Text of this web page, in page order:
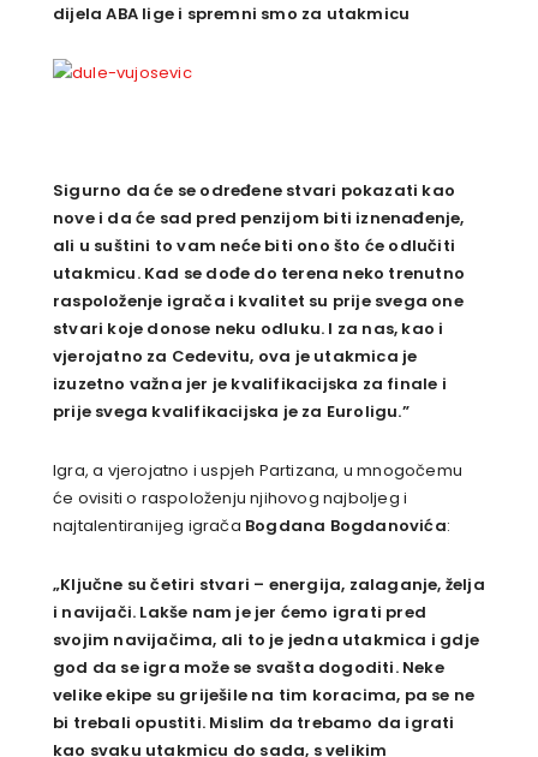
dijela ABA lige i spremni smo za utakmicu
Sigurno da će se određene stvari pokazati kao
nove i da će sad pred penzijom biti iznenađenje,
ali u suštini to vam neće biti ono što će odlučiti
utakmicu. Kad se dođe do terena neko trenutno
raspoloženje igrača i kvalitet su prije svega one
stvari koje donose neku odluku. I za nas, kao i
vjerojatno za Cedevitu, ova je utakmica je
izuzetno važna jer je kvalifikacijska za finale i
prije svega kvalifikacijska je za Euroligu.”
Igra, a vjerojatno i uspjeh Partizana, u mnogočemu
će ovisiti o raspoloženju njihovog najboljeg i
najtalentiranijeg igrača Bogdana Bogdanovića:
„Ključne su četiri stvari – energija, zalaganje, želja
i navijači. Lakše nam je jer ćemo igrati pred
svojim navijačima, ali to je jedna utakmica i gdje
god da se igra može se svašta dogoditi. Neke
velike ekipe su griješile na tim koracima, pa se ne
bi trebali opustiti. Mislim da trebamo da igrati
kao svaku utakmicu do sada, s velikim